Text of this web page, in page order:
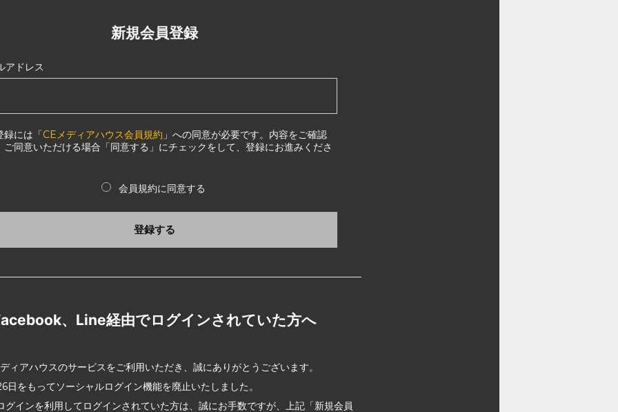
新規会員登録
アドレス
録には「CEメディアハウス会員規約 」への同意が必要です。内容をご確認
ご同意いただける場合「同意する」にチェックをして、登録にお進みくださ
会員規約に同意する
登録する
、Line経由でログインされていた方へ
ィアハウスのサービスをご利用いただき、誠にありがとうございます。
日をもってソーシャルログイン機能を廃止いたしました。
グインを利用してログインされていた方は、誠にお手数ですが、上記「新規会員